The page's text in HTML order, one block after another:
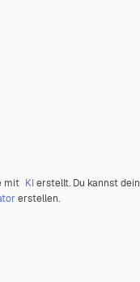
mit KIerstellt. Du kannst
erstellen.